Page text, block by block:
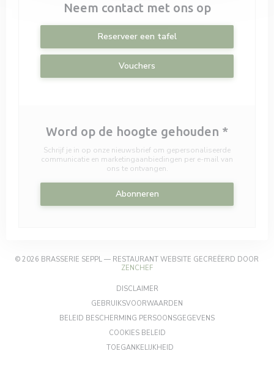
Neem contact met ons op
Reserveer een tafel
Vouchers
Word op de hoogte gehouden *
Schrijf je in op onze nieuwsbrief om gepersonaliseerde
communicatie en marketingaanbiedingen per e-mail van
ons te ontvangen.
Abonneren
© 2026 BRASSERIE SEPPL — RESTAURANT WEBSITE GECREËERD DOOR
ZENCHEF((OPENT IN EEN NIEUW VENSTER))
DISCLAIMER((OPENT IN EEN NIEUW VENSTER))
GEBRUIKSVOORWAARDEN
BELEID BESCHERMING PERSOONSGEGEVENS((OPENT IN EEN
COOKIES BELEID((OPENT IN EEN NIEUW
TOEGANKELIJKHEID